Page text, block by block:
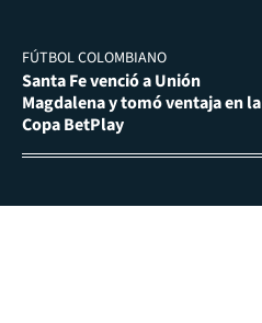
FÚTBOL COLOMBIANO
Santa Fe venció a Unión
Magdalena y tomó ventaja en la
Copa BetPlay